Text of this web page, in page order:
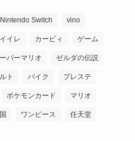
Nintendo Switch vino
イレ カービィ ゲーム
パーマリオ ゼルダの伝説
ト バイク プレステ
ポケモンカード マリオ
ワンピース 任天堂